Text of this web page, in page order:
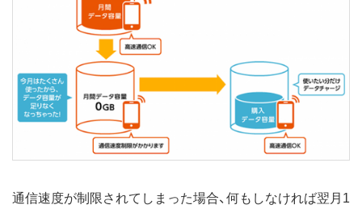
通信速度が制限されてしまった場合、何もしなければ翌月1